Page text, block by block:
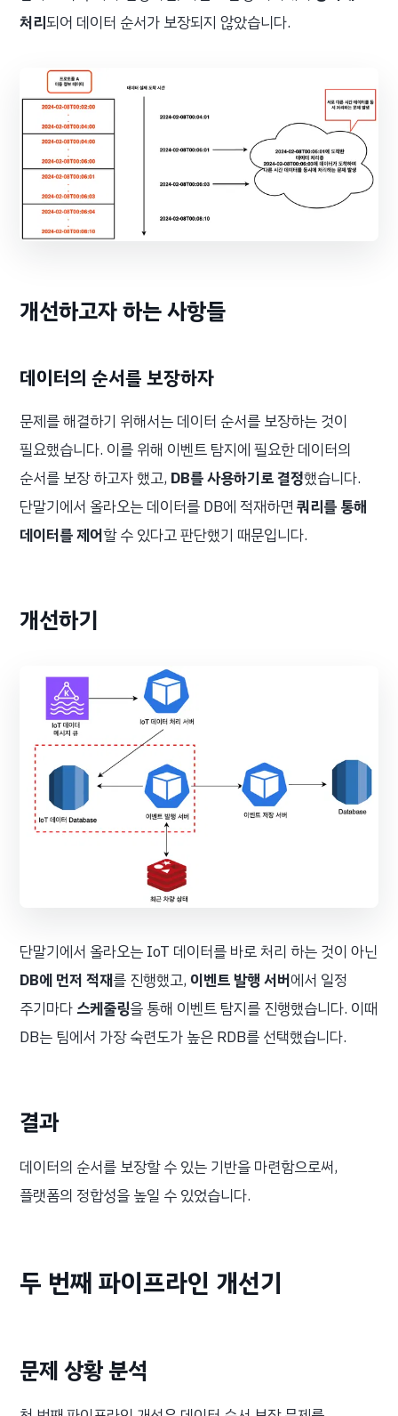
처리되어 데이터 순서가 보장되지 않았습니다.
개선하고자 하는 사항들
데이터의 순서를 보장하자
문제를 해결하기 위해서는 데이터 순서를 보장하는 것이
필요했습니다. 이를 위해 이벤트 탐지에 필요한 데이터의
순서를 보장 하고자 했고, DB를 사용하기로 결정했습니다.
단말기에서 올라오는 데이터를 DB에 적재하면 쿼리를 통해
데이터를 제어할 수 있다고 판단했기 때문입니다.
개선하기
단말기에서 올라오는 IoT 데이터를 바로 처리 하는 것이 아닌
DB에 먼저 적재를 진행했고, 이벤트 발행 서버에서 일정
주기마다 스케줄링을 통해 이벤트 탐지를 진행했습니다. 이때
DB는 팀에서 가장 숙련도가 높은 RDB를 선택했습니다.
결과
데이터의 순서를 보장할 수 있는 기반을 마련함으로써,
플랫폼의 정합성을 높일 수 있었습니다.
두 번째 파이프라인 개선기
문제 상황 분석